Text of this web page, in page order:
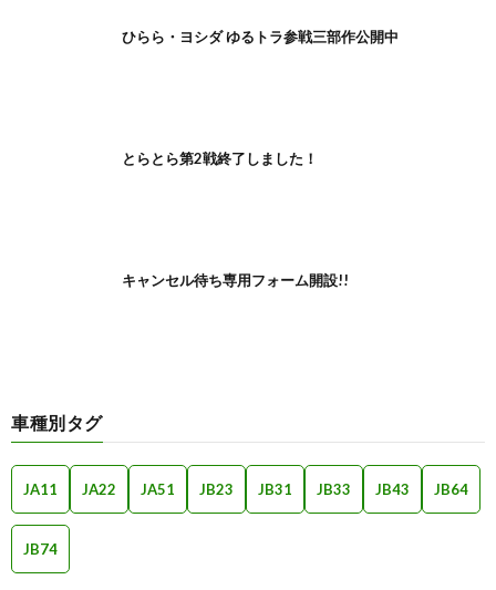
ひらら・ヨシダ ゆるトラ参戦三部作公開中
とらとら第2戦終了しました！
キャンセル待ち専用フォーム開設!!
車種別タグ
JA11 JA22 JA51 JB23 JB31 JB33 JB43 JB64
JB74